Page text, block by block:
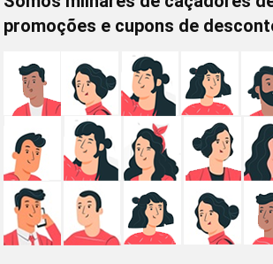
promoções e cupons de